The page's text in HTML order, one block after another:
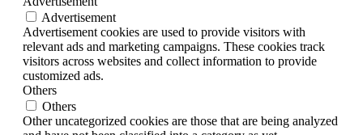
Advertisement
Advertisement cookies are used to provide visitors with
relevant ads and marketing campaigns. These cookies track
visitors across websites and collect information to provide
customized ads.
Others
Others
Other uncategorized cookies are those that are being analyzed